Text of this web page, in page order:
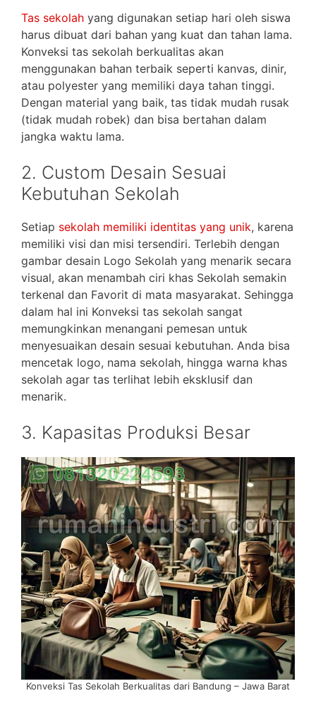
Tas sekolah yang digunakan setiap hari oleh siswa
harus dibuat dari bahan yang kuat dan tahan lama.
Konveksi tas sekolah berkualitas akan
menggunakan bahan terbaik seperti kanvas, dinir,
atau polyester yang memiliki daya tahan tinggi.
Dengan material yang baik, tas tidak mudah rusak
(tidak mudah robek) dan bisa bertahan dalam
jangka waktu lama.
2. Custom Desain Sesuai
Kebutuhan Sekolah
Setiap sekolah memiliki identitas yang unik, karena
memiliki visi dan misi tersendiri. Terlebih dengan
gambar desain Logo Sekolah yang menarik secara
visual, akan menambah ciri khas Sekolah semakin
terkenal dan Favorit di mata masyarakat. Sehingga
dalam hal ini Konveksi tas sekolah sangat
memungkinkan menangani pemesan untuk
menyesuaikan desain sesuai kebutuhan. Anda bisa
mencetak logo, nama sekolah, hingga warna khas
sekolah agar tas terlihat lebih eksklusif dan
menarik.
3. Kapasitas Produksi Besar
Konveksi Tas Sekolah Berkualitas dari Bandung – Jawa Barat